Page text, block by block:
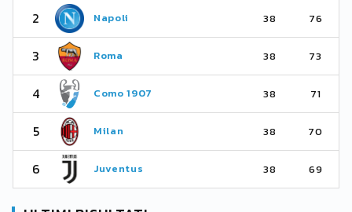
2 Napoli 38 76
3 Roma 38 73
4 Como 1907 38 71
5 Milan 38 70
6 Juventus 38 69